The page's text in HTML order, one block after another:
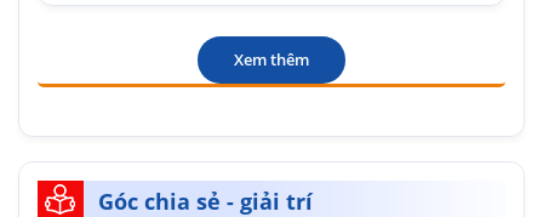
Xem thêm
Góc chia sẻ - giải trí